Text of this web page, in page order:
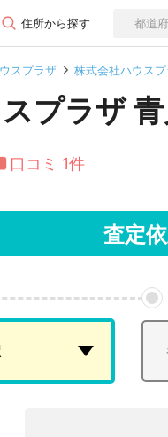
住所から探す
スプラザ 株式会社ハウス
プラザ
口コミ 1件
査定